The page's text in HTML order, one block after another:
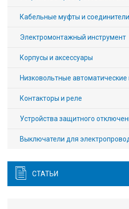
Кабельные муфты и соединители
Электромонтажный инструмент
Корпусы и аксессуары
Низковольтные
Контакторы и реле
Устройства защитного
Выключатели для
СТАТЬИ